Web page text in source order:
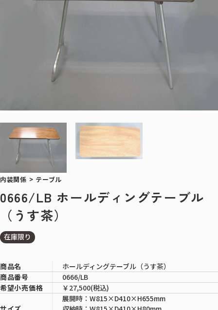
内装関係 > テーブル
0666/LB ホールディングテーブル
（うす茶）
在庫限り
商品名
ホールディングテーブル（うす茶）
商品番号
0666/LB
希望小売価格
￥27,500(税込)
展開時：W815×D410×H655mm